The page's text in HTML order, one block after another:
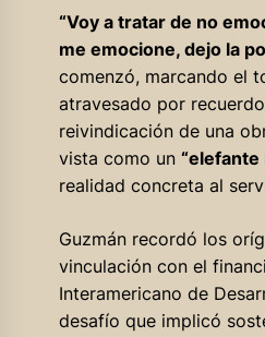
“Voy a tratar de no
me emocione, dejo la
comenzó, marcando el
atravesado por
reivindicación de una
vista como un “elefante
realidad concreta al
Guzmán recordó los
vinculación con el
Interamericano de
desafío que implicó